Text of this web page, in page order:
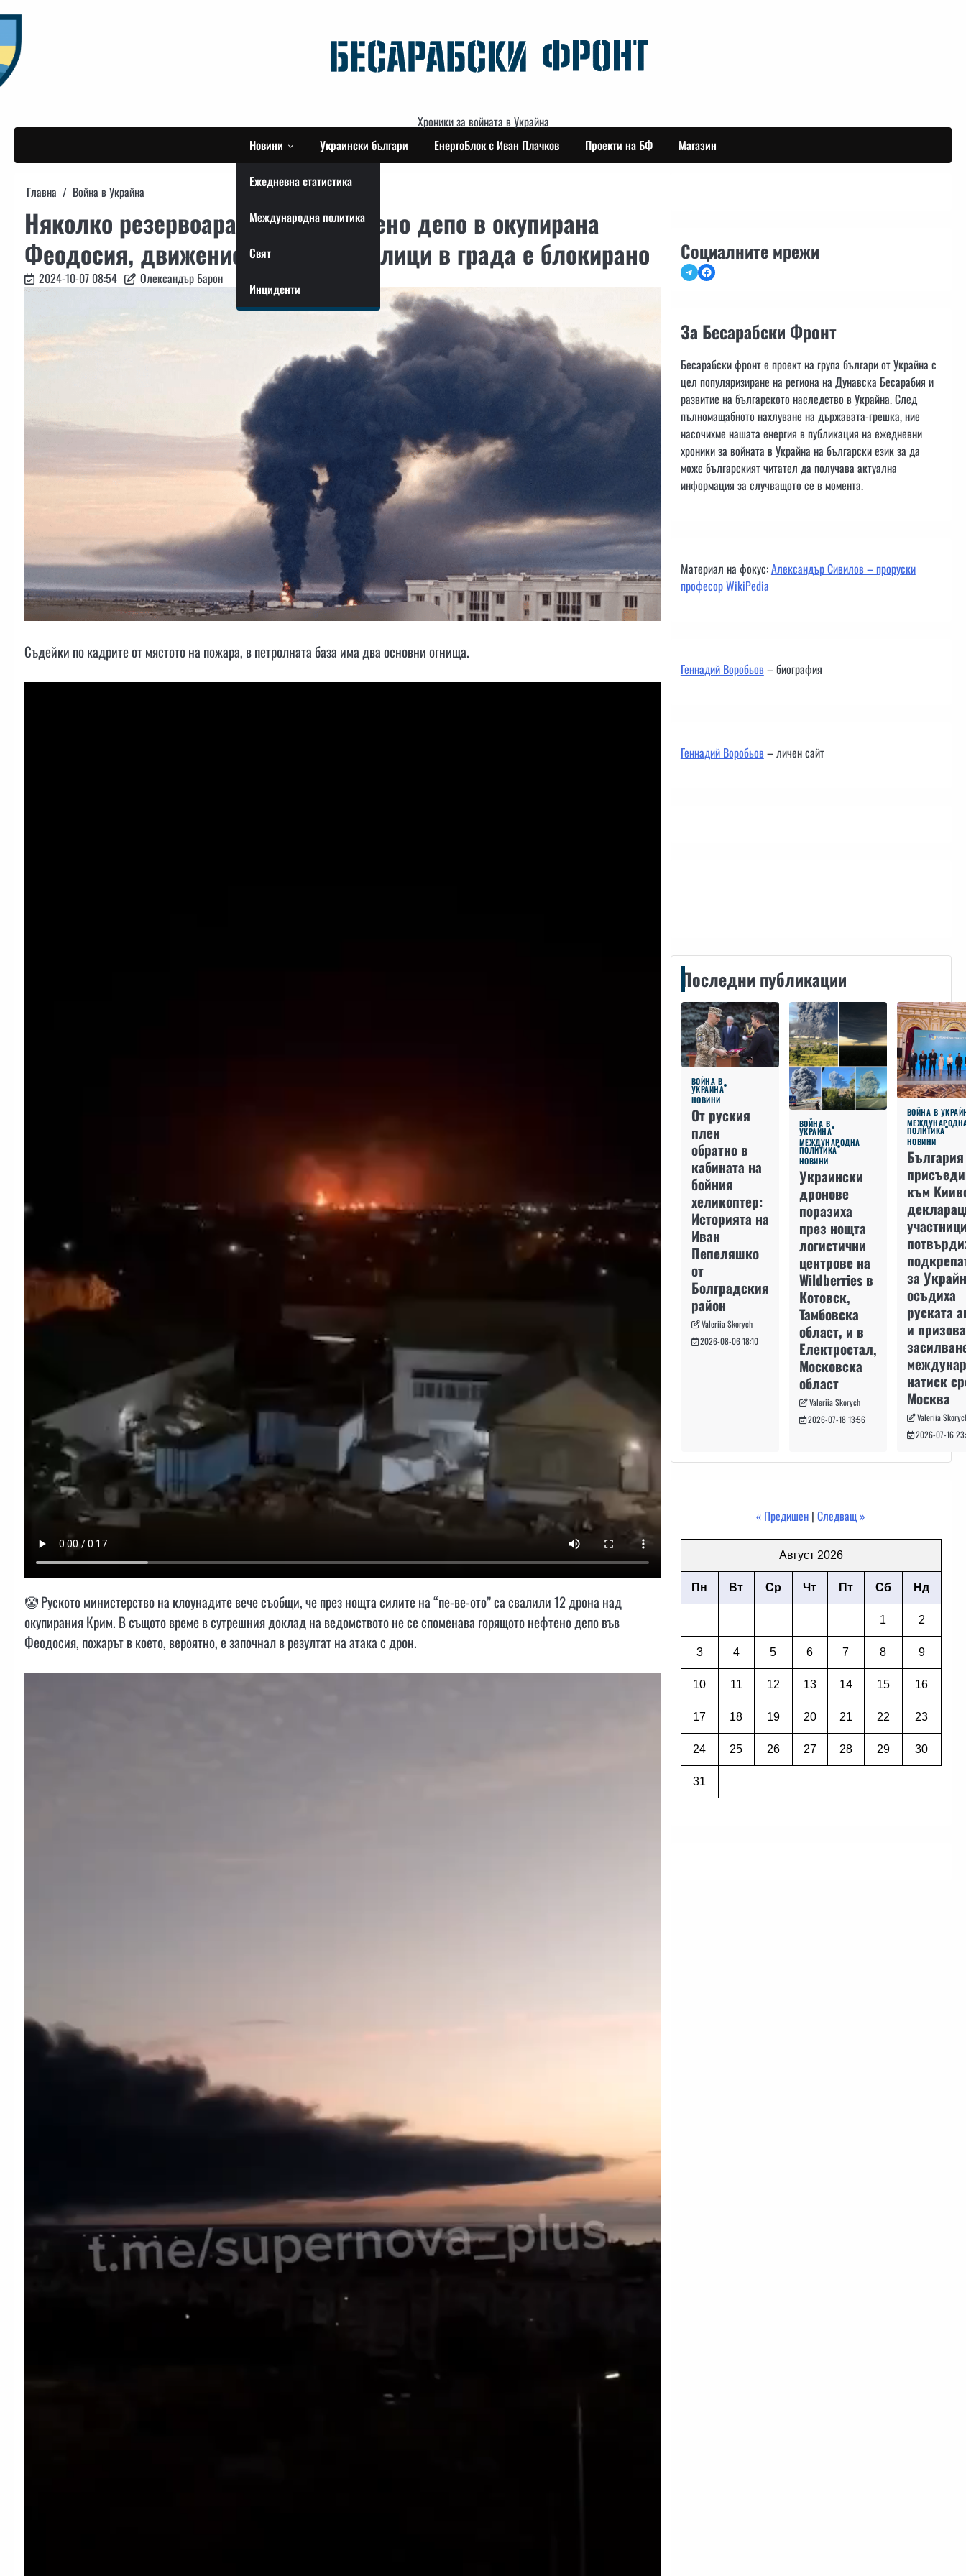
to
content
Хроники за войната в Украйна
Новини
Ежедневна статистика
Международна политика
Свят
Инциденти
Украински българи ЕнергоБлок с Иван Плачков Проекти на БФ Магазин
Главна Война в Украйна
Няколко резервоара горят в нефтено депо в окупирана
Феодосия, движението по някои улици в града е блокирано
2024-10-07 08:54 Олександър Барон
Съдейки по кадрите от мястото на пожара, в петролната база има два основни огнища.
🤡 Руското министерство на клоунадите вече съобщи, че през нощта силите на “пе-ве-oто” са свалили 12 дрона над
окупирания Крим. В същото време в сутрешния доклад на ведомството не се споменава горящото нефтено депо във
Феодосия, пожарът в което, вероятно, е започнал в резултат на атака с дрон.
Социалните мрежи
TelegramFacebook
За Бесарабски Фронт
Бесарабски фронт е проект на група българи от Украйна с
цел популяризиране на региона на Дунавска Бесарабия и
развитие на българското наследство в Украйна. След
пълномащабното нахлуване на държавата-грешка, ние
насочихме нашата енергия в публикация на ежедневни
хроники за войната в Украйна на български език за да
може българският читател да получава актуална
информация за случващото се в момента.
Материал на фокус:Александър Сивилов – проруски
професор WikiPedia
Геннадий Воробьов– биография
Геннадий Воробьов– личен сайт
Последни публикации
ВОЙНА В
УКРАЙНА
НОВИНИ
От руския
плен
обратно в
кабината на
бойния
хеликоптер:
Историята на
Иван
Пепеляшко
от
Болградския
район
Valeriia Skorych
2026-08-06 18:10
ВОЙНА В
УКРАЙНА
МЕЖДУНАРОДНА
ПОЛИТИКА
НОВИНИ
Украински
дронове
поразиха
през нощта
логистични
центрове на
Wildberries в
Котовск,
Тамбовска
област, и в
Електростал,
Московска
област
Valeriia Skorych
2026-07-18 13:56
ВОЙНА В
ПОЛИТИКА
НОВИНИ
към
за
осъдиха
руската
и
натиск
Москва
Valeriia
2026-07-16
« Предишен |Следващ »
Август 2026
Пн Вт Ср Чт Пт Сб Нд
1 2
3 4 5 6 7 8 9
10 11 12 13 14 15 16
17 18 19 20 21 22 23
24 25 26 27 28 29 30
31